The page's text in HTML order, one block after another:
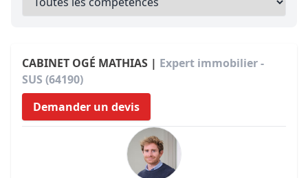
CABINET OGÉ MATHIAS | Expert immobilier -
SUS (64190)
Demander un devis